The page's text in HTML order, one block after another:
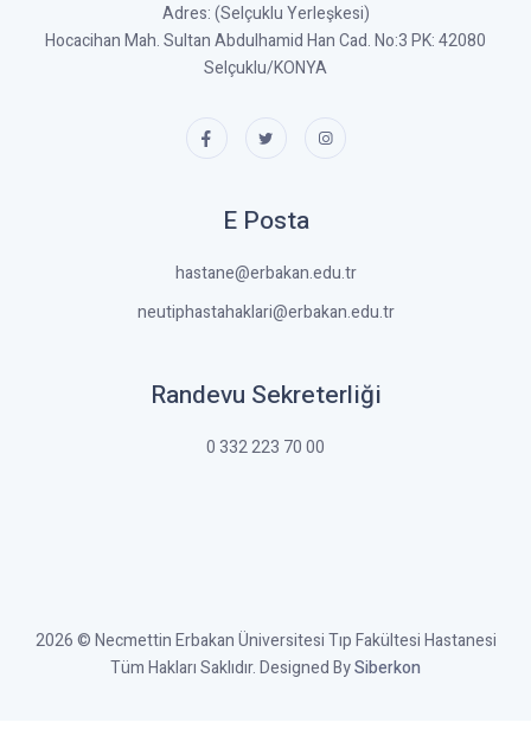
Adres: (Selçuklu Yerleşkesi)
Hocacihan Mah. Sultan Abdulhamid Han Cad. No:3 PK: 42080
Selçuklu/KONYA
E Posta
hastane@erbakan.edu.tr
neutiphastahaklari@erbakan.edu.tr
Randevu Sekreterliği
0 332 223 70 00
2026 © Necmettin Erbakan Üniversitesi Tıp Fakültesi Hastanesi
Tüm Hakları Saklıdır. Designed BySiberkon